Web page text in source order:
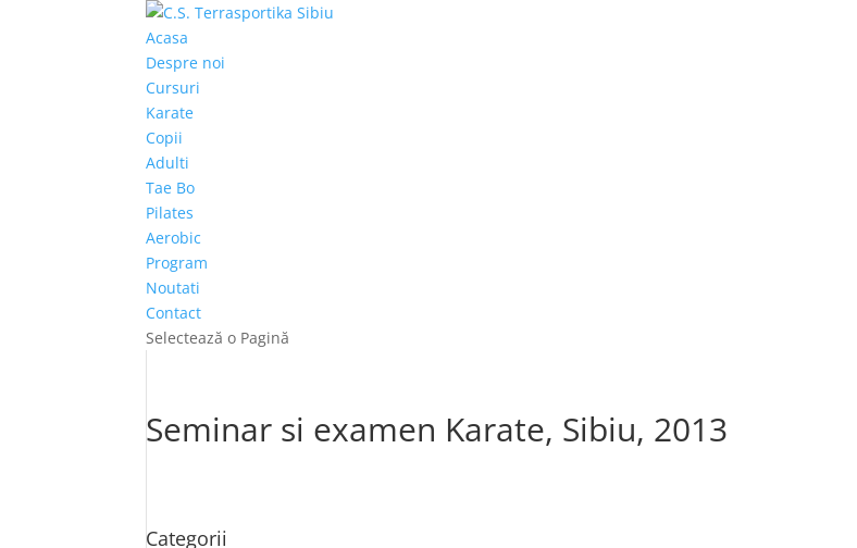
Acasa
Despre noi
Cursuri
Karate
Copii
Adulti
Tae Bo
Pilates
Aerobic
Program
Noutati
Contact
Selectează o Pagină
Seminar si examen Karate, Sibiu, 2013
Categorii